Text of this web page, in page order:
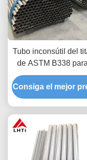
Tubo inconsútil del
de ASTM B338
condensador 19m m
cambiador de
Consiga el mejor